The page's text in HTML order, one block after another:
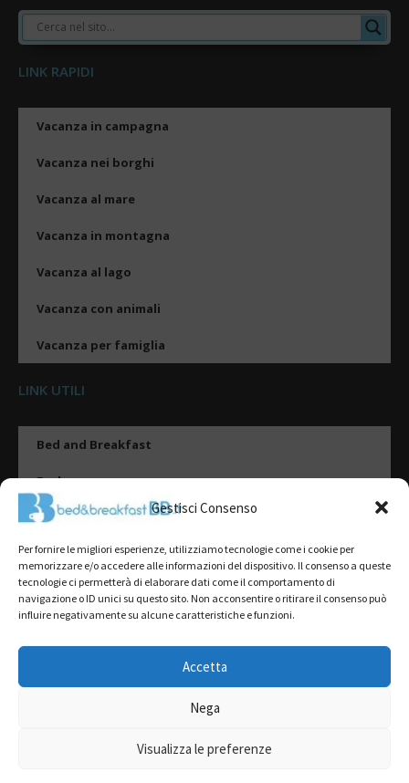
Gestisci Consenso
Per fornire le migliori esperienze, utilizziamo tecnologie come i cookie per
memorizzare e/o accedere alle informazioni del dispositivo. Il consenso a queste
tecnologie ci permetterà di elaborare dati come il comportamento di
navigazione o ID unici su questo sito. Non acconsentire o ritirare il consenso può
influire negativamente su alcune caratteristiche e funzioni.
Accetta
Nega
Visualizza le preferenze
LINK RAPIDI
Vacanza in campagna
Vacanza nei borghi
Vacanza al mare
Vacanza in montagna
Vacanza al lago
Vacanza con animali
Vacanza per famiglia
LINK UTILI
Bed and Breakfast
Esplora
Tipologie di alloggio
Destinazioni
Il mio account
2022@ All Rights Reserved | Tutti i contenuti ed i diritti sono riservati, è
L’accesso o l’utilizzo di questo sito è subordinato all’accettazione dei